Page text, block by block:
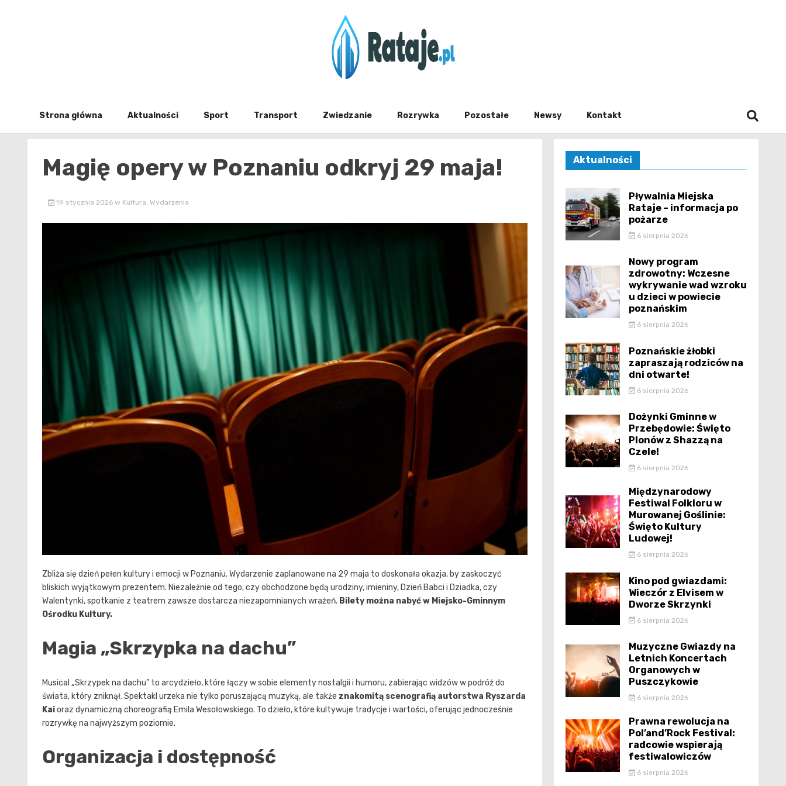
Rataje.pl
Strona główna Aktualności Sport Transport Zwiedzanie Rozrywka Pozostałe Newsy Kontakt
Magię opery w Poznaniu odkryj 29 maja!
19 stycznia 2026 w Kultura, Wydarzenia
Zbliża się dzień pełen kultury i emocji w Poznaniu. Wydarzenie zaplanowane na 29 maja to doskonała okazja, by zaskoczyć
bliskich wyjątkowym prezentem. Niezależnie od tego, czy obchodzone będą urodziny, imieniny, Dzień Babci i Dziadka, czy
Walentynki, spotkanie z teatrem zawsze dostarcza niezapomnianych wrażeń. Bilety można nabyć w Miejsko-Gminnym
Ośrodku Kultury.
Magia „Skrzypka na dachu”
Musical „Skrzypek na dachu” to arcydzieło, które łączy w sobie elementy nostalgii i humoru, zabierając widzów w podróż do
świata, który zniknął. Spektakl urzeka nie tylko poruszającą muzyką, ale także znakomitą scenografią autorstwa Ryszarda
Kaioraz dynamiczną choreografią Emila Wesołowskiego. To dzieło, które kultywuje tradycje i wartości, oferując jednocześnie
rozrywkę na najwyższym poziomie.
Organizacja i dostępność
Aktualności
Pływalnia Miejska
Rataje – informacja po
pożarze
6 sierpnia 2026
Nowy program
zdrowotny: Wczesne
wykrywanie wad wzroku
u dzieci w powiecie
poznańskim
6 sierpnia 2026
Poznańskie żłobki
zapraszają rodziców na
dni otwarte!
6 sierpnia 2026
Dożynki Gminne w
Przebędowie: Święto
Plonów z Shazzą na
Czele!
6 sierpnia 2026
Międzynarodowy
Festiwal Folkloru w
Murowanej Goślinie:
Święto Kultury
Ludowej!
6 sierpnia 2026
Kino pod gwiazdami:
Wieczór z Elvisem w
Dworze Skrzynki
6 sierpnia 2026
Muzyczne Gwiazdy na
Letnich Koncertach
Organowych w
Puszczykowie
6 sierpnia 2026
Prawna rewolucja na
Pol’and’Rock Festival:
radcowie wspierają
festiwalowiczów
6 sierpnia 2026